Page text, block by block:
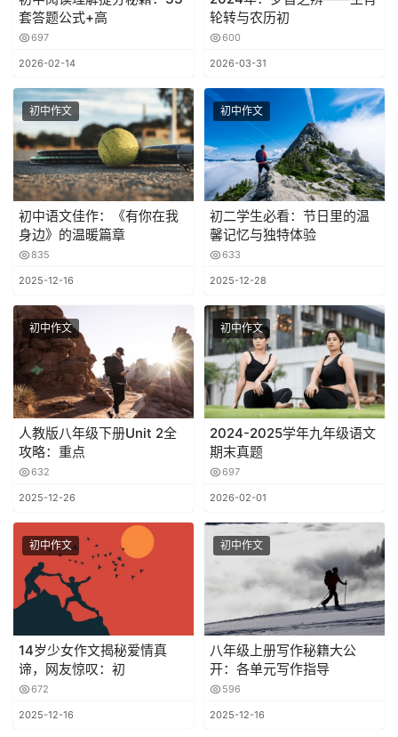
套答题公式+高
697
2026-02-14
轮转与农历初
600
2026-03-31
初中作文
初中语文佳作：《有你在我
身边》的温暖篇章
835
2025-12-16
初中作文
初二学生必看：节日里的温
馨记忆与独特体验
633
2025-12-28
初中作文
人教版八年级下册Unit 2全
攻略：重点
632
2025-12-26
初中作文
2024-2025学年九年级语文
期末真题
697
2026-02-01
初中作文
14岁少女作文揭秘爱情真
谛，网友惊叹：初
672
2025-12-16
初中作文
八年级上册写作秘籍大公
开：各单元写作指导
596
2025-12-16